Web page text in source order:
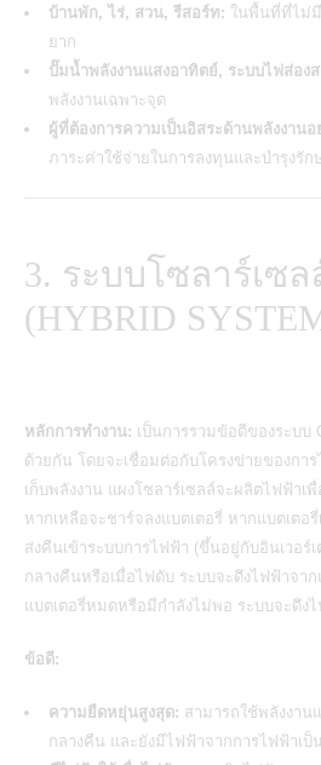
บ้านพัก, ไร่, สวน, รีสอร์ท: ในพื้นที่ที่ไม่มี
ยาก
ปั๊มน้ำพลังงานแสงอาทิตย์, ระบบไฟส่อง
พลังงานเฉพาะจุด
ผู้ที่ต้องการความเป็นอิสระด้านพลังงานอ
ภาระค่าใช้จ่ายในการลงทุนและบำรุงรัก
3. ระบบโซลาร์เซ
(HYBRID
หลักการทำงาน: เป็นการรวมข้อดีของระบบ
ด้วยกัน โดยจะเชื่อมต่อกับโครงข่ายของกา
เก็บพลังงาน แผงโซลาร์เซลล์จะผลิตไฟฟ้าเ
หากเหลือจะชาร์จลงแบตเตอรี่ หากแบตเตอ
ส่งคืนเข้าระบบการไฟฟ้า (ขึ้นอยู่กับอินเวอร์
กลางคืนหรือเมื่อไฟดับ ระบบจะดึงไฟฟ้าจา
แบตเตอรี่หมดหรือมีกำลังไม่พอ ระบบจะดึง
ข้อดี:
ความยืดหยุ่นสูงสุด: สามารถใช้พลังงาน
กลางคืน และยังมีไฟฟ้าจากการไฟฟ้าเป็